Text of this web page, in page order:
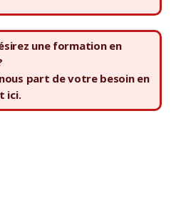
une formation en
part de votre besoin en
ici.